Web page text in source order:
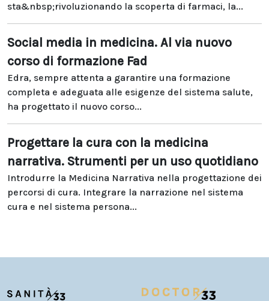
sta&nbsp;rivoluzionando la scoperta di farmaci, la...
Social media in medicina. Al via nuovo
corso di formazione Fad
Edra, sempre attenta a garantire una formazione
completa e adeguata alle esigenze del sistema salute,
ha progettato il nuovo corso...
Progettare la cura con la medicina
narrativa. Strumenti per un uso quotidiano
Introdurre la Medicina Narrativa nella progettazione dei
percorsi di cura. Integrare la narrazione nel sistema
cura e nel sistema persona...